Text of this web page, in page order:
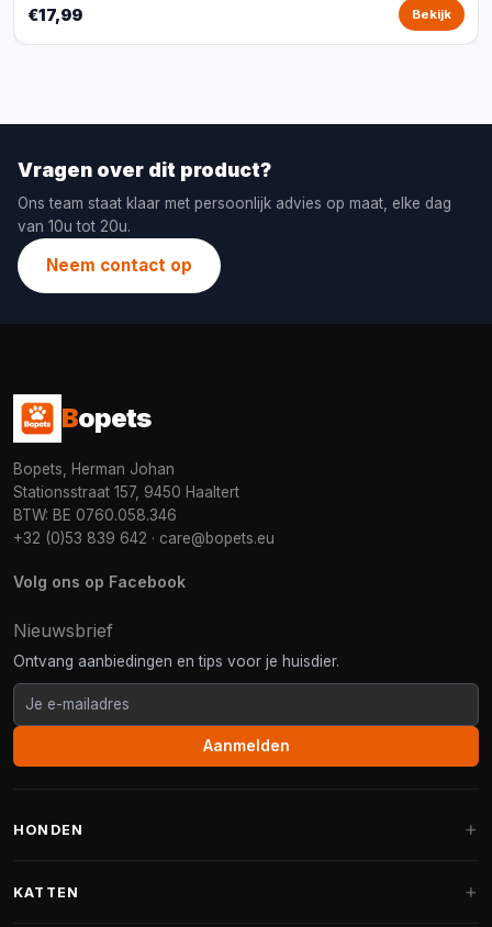
€17,99 Bekijk
Vragen over dit product?
Ons team staat klaar met persoonlijk advies op maat, elke dag
van 10u tot 20u.
Neem contact op
Bopets
Bopets, Herman Johan
Stationsstraat 157, 9450 Haaltert
BTW: BE 0760.058.346
+32 (0)53 839 642 · care@bopets.eu
Volg ons op Facebook
Nieuwsbrief
Ontvang aanbiedingen en tips voor je huisdier.
Aanmelden
HONDEN
KATTEN